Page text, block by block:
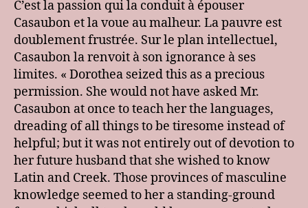
C’est la passion qui la conduit à épouser
Casaubon et la voue au malheur. La pauvre est
doublement frustrée. Sur le plan intellectuel,
Casaubon la renvoit à son ignorance à ses
limites. « Dorothea seized this as a precious
permission. She would not have asked Mr.
Casaubon at once to teach her the languages,
dreading of all things to be tiresome instead of
helpful; but it was not entirely out of devotion to
her future husband that she wished to know
Latin and Creek. Those provinces of masculine
knowledge seemed to her a standing-ground